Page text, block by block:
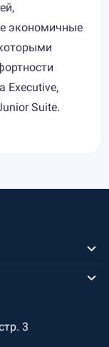
экономичные
Executive,
Suite.
3